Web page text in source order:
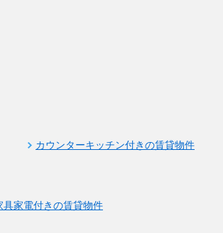
カウンターキッチン付きの賃貸物件
具家電付きの賃貸物件